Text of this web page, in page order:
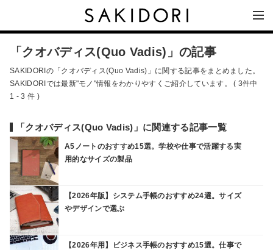
「クオバディス(Quo Vadis)」の記事
SAKIDORIの「クオバディス(Quo Vadis)」に関する記事をまとめました。
SAKIDORIでは最新"モノ"情報をわかりやすくご紹介しています。 ( 3件中
1 - 3 件 )
「クオバディス(Quo Vadis)」に関連する記事一覧
A5ノートのおすすめ15選。学校や仕事で活躍する実
用的なサイズの製品
【2026年版】システム手帳のおすすめ24選。サイズ
やデザインで選ぶ
【2026年用】ビジネス手帳のおすすめ15選。仕事で